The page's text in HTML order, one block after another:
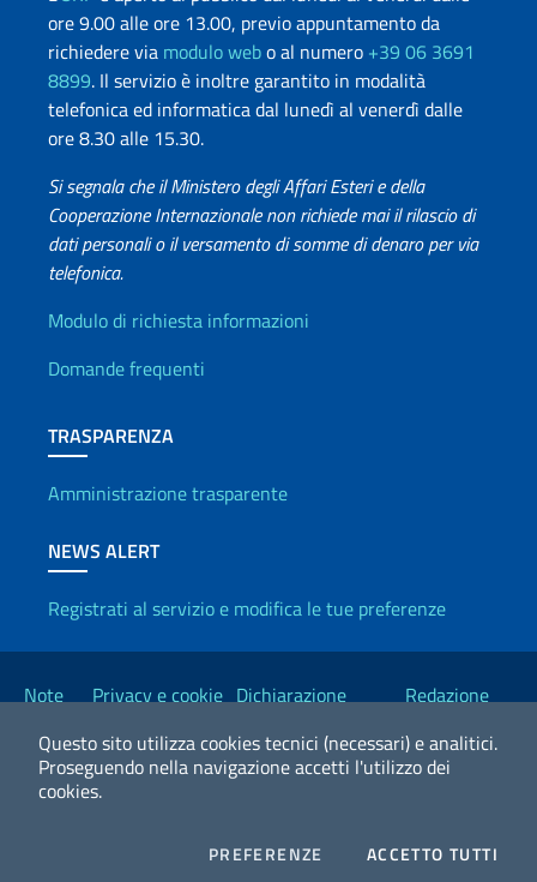
Questo sito utilizza cookies tecnici (necessari) e analitici.
Proseguendo nella navigazione accetti l'utilizzo dei
cookies.
PREFERENZE COOKIESACCETTO TUTTI
ore 9.00 alle ore 13.00, previo appuntamento da
richiedere via modulo webo al numero +39 06 3691
8899. Il servizio è inoltre garantito in modalità
telefonica ed informatica dal lunedì al venerdì dalle
ore 8.30 alle 15.30.
Si segnala che il Ministero degli Affari Esteri e della
Cooperazione Internazionale non richiede mai il rilascio di
dati personali o il versamento di somme di denaro per via
telefonica.
Info utili
Modulo di richiesta informazioni
Domande frequenti
TRASPARENZA
Amministrazione trasparente
NEWS ALERT
Registrati al servizio e modifica le tue preferenze
Link Utili
Note
Privacy e cookie Dichiarazione
Redazione